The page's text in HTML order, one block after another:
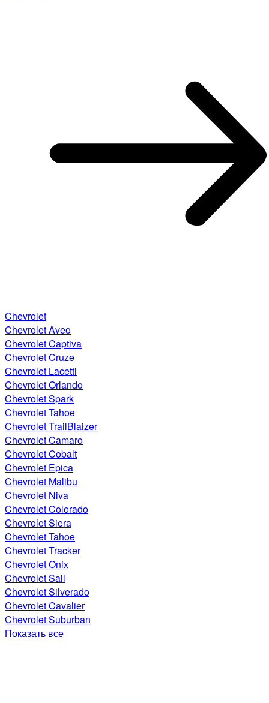
Chevrolet
Chevrolet Aveo
Chevrolet Captiva
Chevrolet Cruze
Chevrolet Lacetti
Chevrolet Orlando
Chevrolet Spark
Chevrolet Tahoe
Chevrolet TrailBlaizer
Chevrolet Camaro
Chevrolet Cobalt
Chevrolet Epica
Chevrolet Malibu
Chevrolet Niva
Chevrolet Colorado
Chevrolet Siera
Chevrolet Tahoe
Chevrolet Tracker
Chevrolet Onix
Chevrolet Sail
Chevrolet Silverado
Chevrolet Cavalier
Chevrolet Suburban
Показать все